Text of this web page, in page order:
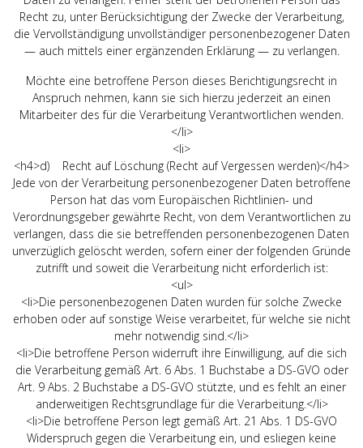
Recht zu, unter Berücksichtigung der Zwecke der Verarbeitung,
die Vervollständigung unvollständiger personenbezogener Daten
— auch mittels einer ergänzenden Erklärung — zu verlangen.
Möchte eine betroffene Person dieses Berichtigungsrecht in
Anspruch nehmen, kann sie sich hierzu jederzeit an einen
Mitarbeiter des für die Verarbeitung Verantwortlichen wenden.
</li>
<li>
<h4>d) Recht auf Löschung (Recht auf Vergessen werden)</h4>
Jede von der Verarbeitung personenbezogener Daten betroffene
Person hat das vom Europäischen Richtlinien- und
Verordnungsgeber gewährte Recht, von dem Verantwortlichen zu
verlangen, dass die sie betreffenden personenbezogenen Daten
unverzüglich gelöscht werden, sofern einer der folgenden Gründe
zutrifft und soweit die Verarbeitung nicht erforderlich ist:
<ul>
<li>Die personenbezogenen Daten wurden für solche Zwecke
erhoben oder auf sonstige Weise verarbeitet, für welche sie nicht
mehr notwendig sind.</li>
<li>Die betroffene Person widerruft ihre Einwilligung, auf die sich
die Verarbeitung gemäß Art. 6 Abs. 1 Buchstabe a DS-GVO oder
Art. 9 Abs. 2 Buchstabe a DS-GVO stützte, und es fehlt an einer
anderweitigen Rechtsgrundlage für die Verarbeitung.</li>
<li>Die betroffene Person legt gemäß Art. 21 Abs. 1 DS-GVO
Widerspruch gegen die Verarbeitung ein, und esliegen keine